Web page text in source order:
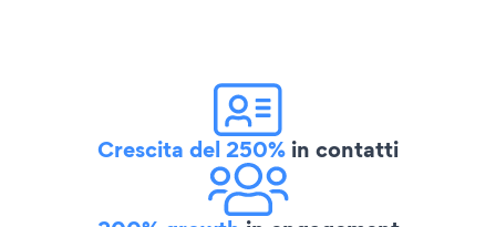
Crescita del 250% in contatti